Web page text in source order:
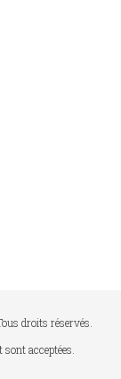
droits réservés.
acceptées.